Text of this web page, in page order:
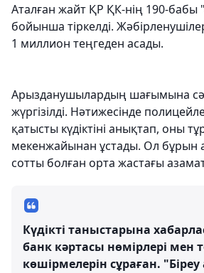
Аталған жайт ҚР ҚК-нің 190-бабы
бойынша тіркелді.
1 миллион теңгеден асады.
Арызданушылардың шағымына
жүргізілді. Нәтижесінде
қатысты күдіктіні анықтап, оны
мекенжайынан ұстады. Ол бұрын
сотты болған орта жастағы
Күдікті таныстарына
банк кәртасы нөмірлері мен
көшірмелерін сұраған.